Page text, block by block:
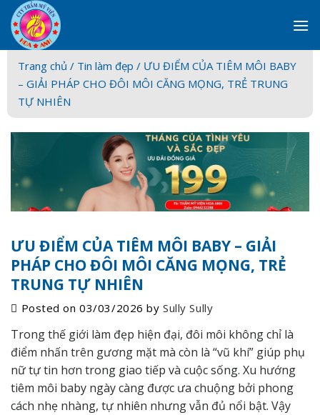
Skip
to
content
Trang chủ / Tin làm đẹp / ƯU ĐIỂM CỦA TIÊM MÔI BABY
– GIẢI PHÁP CHO ĐÔI MÔI CĂNG MỌNG, TRẺ TRUNG
TỰ NHIÊN
ƯU ĐIỂM CỦA TIÊM MÔI BABY – GIẢI
PHÁP CHO ĐÔI MÔI CĂNG MỌNG, TRẺ
TRUNG TỰ NHIÊN
Posted on03/03/2026 bySully Sully
Trong thế giới làm đẹp hiện đại, đôi môi không chỉ là
điểm nhấn trên gương mặt mà còn là “vũ khí” giúp phụ
nữ tự tin hơn trong giao tiếp và cuộc sống. Xu hướng
tiêm môi baby ngày càng được ưa chuộng bởi phong
cách nhẹ nhàng, tự nhiên nhưng vẫn đủ nổi bật. Vậy